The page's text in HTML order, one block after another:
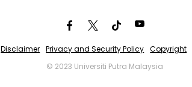
Disclaimer Privacy and Security Policy Copyright
© 2023 Universiti Putra Malaysia